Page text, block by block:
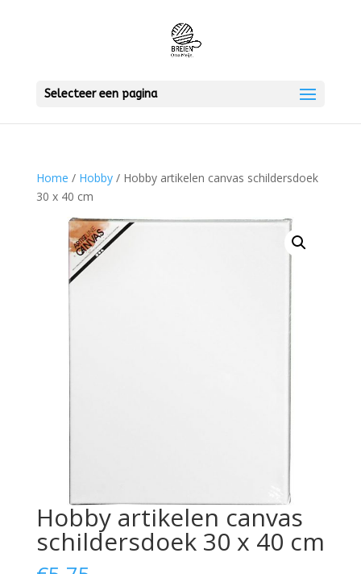
Selecteer een pagina
Home / Hobby/ Hobby artikelen canvas schildersdoek
30 x 40 cm
Hobby artikelen canvas
schildersdoek 30 x 40 cm